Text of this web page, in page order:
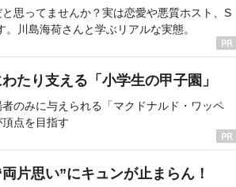
と思ってませんか？実は恋愛や悪質ホスト、S
川島海荷さんと学ぶリアルな実態。
たり支える「小学生の甲子園」
のみに与えられる「マクドナルド・ワッペ
点を目指す
片思い”にキュンが止まらん！